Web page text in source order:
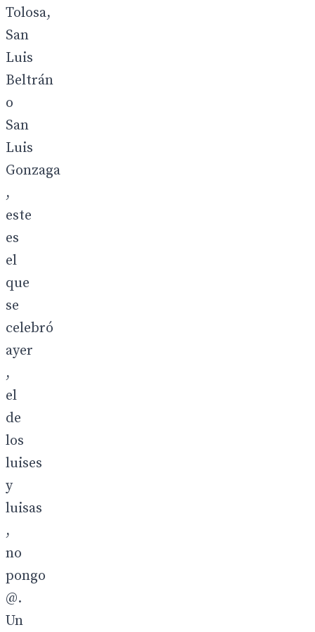
Tolosa,
San
Luis
Beltrán
o
San
Luis
Gonzaga
,
este
es
el
que
se
celebró
ayer
,
el
de
los
luises
y
luisas
,
no
pongo
@.
Un